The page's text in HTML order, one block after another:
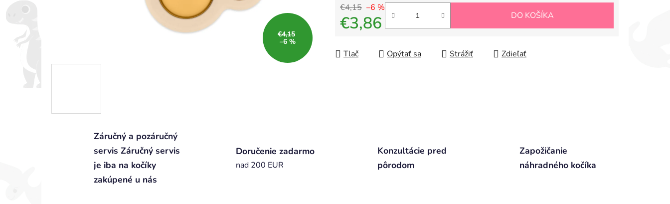
€4,15 –6 %
€3,86 DO KOŠÍKA
Tlač Opýtať sa Strážiť Zdieľať
€4,15
–6 %
Záručný a pozáručný
servis Záručný servis
je iba na kočíky
zakúpené u nás
Doručenie zadarmo
nad 200 EUR
Konzultácie pred
pôrodom
Zapožičanie
náhradného kočíka